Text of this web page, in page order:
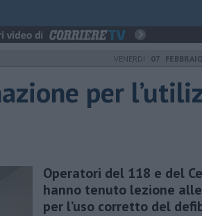
VENERDÌ 07
per
Operatori del 118 e del
hanno tenuto lezione
per l’uso corretto del